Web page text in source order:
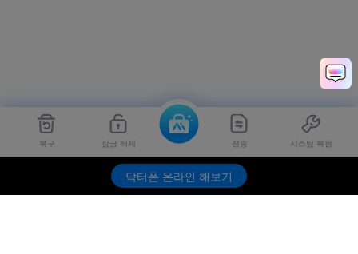
복구 잠금 해제 전송 시스팀 복원
닥터폰 온라인 해보기